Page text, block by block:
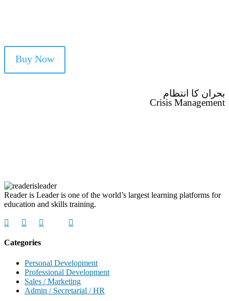
Buy Now
بحران کا انتظام
Crisis Management
Reader is Leader is one of the world’s largest learning platforms for
education and skills training.
Categories
Personal Development
Professional Development
Sales / Marketing
Admin / Secretarial / HR